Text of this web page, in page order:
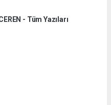
- Tüm Yazıları